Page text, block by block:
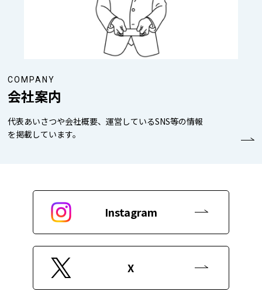
COMPANY
会社案内
代表あいさつや会社概要、運営しているSNS等の情報
を掲載しています。
Instagram
X